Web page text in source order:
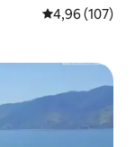
4,96 av 5 i
4,96 (107)